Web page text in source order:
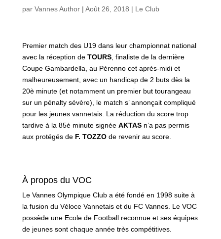
par Vannes Author| Août 26, 2018 | Le Club
Premier match des U19 dans leur championnat national
avec la réception de TOURS, finaliste de la dernière
Coupe Gambardella, au Pérenno cet après-midi et
malheureusement, avec un handicap de 2 buts dès la
20è minute (et notamment un premier but tourangeau
sur un pénalty sévère), le match s’ annonçait compliqué
pour les jeunes vannetais. La réduction du score trop
tardive à la 85è minute signée AKTASn’a pas permis
aux protégés deF. TOZZOde revenir au score.
À propos du VOC
Le Vannes Olympique Club a été fondé en 1998 suite à
la fusion du Véloce Vannetais et du FC Vannes. Le VOC
possède une Ecole de Football reconnue et ses équipes
de jeunes sont chaque année très compétitives.